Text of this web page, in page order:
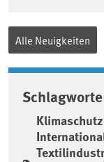
Alle Neuigkeiten
Schlagworte
Klimaschutz